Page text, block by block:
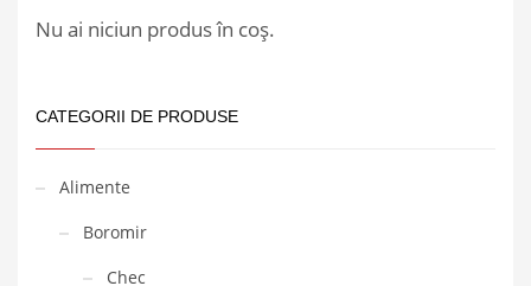
Nu ai niciun produs în coș.
CATEGORII DE PRODUSE
Alimente
Boromir
Chec